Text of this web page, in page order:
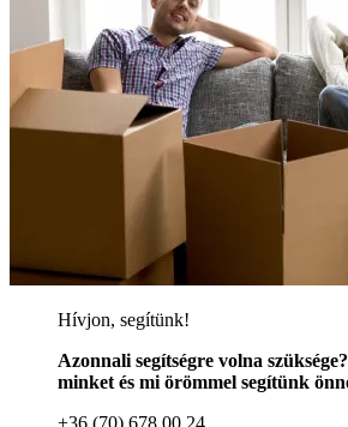
Hívjon, segítünk!
Azonnali segítségre volna
minket és mi örömmel segítünk